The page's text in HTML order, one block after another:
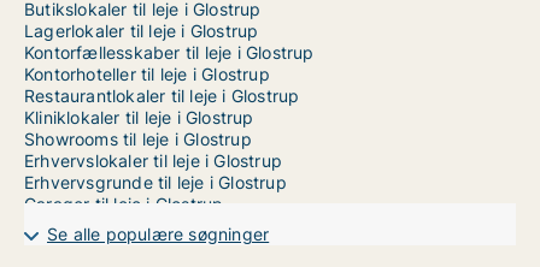
Butikslokaler til leje i Glostrup
Lagerlokaler til leje i Glostrup
Kontorfællesskaber til leje i Glostrup
Kontorhoteller til leje i Glostrup
Restaurantlokaler til leje i Glostrup
Kliniklokaler til leje i Glostrup
Showrooms til leje i Glostrup
Erhvervslokaler til leje i Glostrup
Erhvervsgrunde til leje i Glostrup
Garager til leje i Glostrup
Værkstedslokaler til leje i København
Se alle populære søgninger